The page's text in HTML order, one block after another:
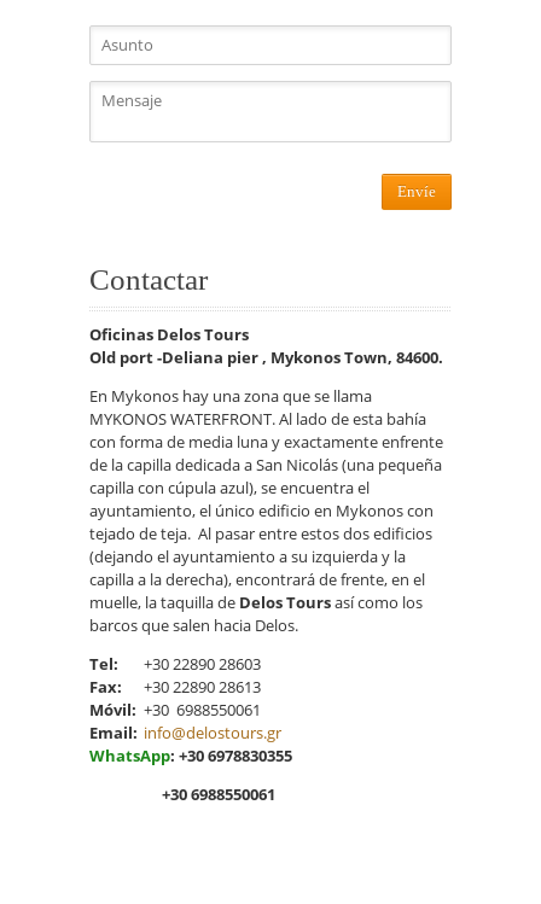
Envíe
Contactar
Oficinas Delos Tours
Old port -Deliana pier , Mykonos Town, 84600.
En Mykonos hay una zona que se llama
MYKONOS WATERFRONT. Al lado de esta bahía
con forma de media luna y exactamente enfrente
de la capilla dedicada a San Nicolás (una pequeña
capilla con cúpula azul), se encuentra el
ayuntamiento, el único edificio en Mykonos con
tejado de teja. Al pasar entre estos dos edificios
(dejando el ayuntamiento a su izquierda y la
capilla a la derecha), encontrará de frente, en el
muelle, la taquilla de Delos Toursasí como los
barcos que salen hacia Delos.
Tel:
+30 22890 28603
Fax:
+30 22890 28613
Móvil: +30 6988550061
Email: info@delostours.gr
WhatsApp: +30 6978830355
+30 6988550061